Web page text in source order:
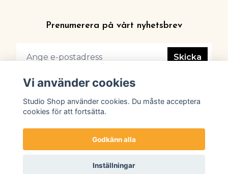
Prenumerera på vårt nyhetsbrev
Skicka
© 2026 Studio Shop
Vi använder cookies
Studio Shop använder cookies. Du måste acceptera
cookies för att fortsätta.
Godkänn alla
Inställningar